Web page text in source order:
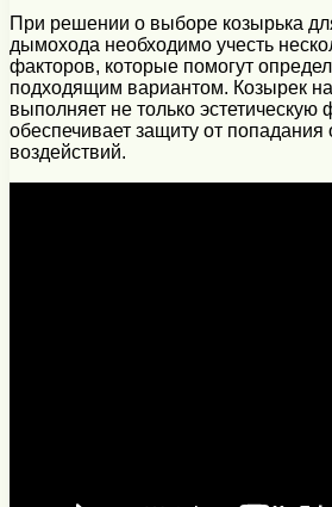
При решении о выборе козырька
дымохода необходимо учесть
факторов, которые помогут
подходящим вариантом. Козырек
выполняет не только эстетическую
обеспечивает защиту от
воздействий.